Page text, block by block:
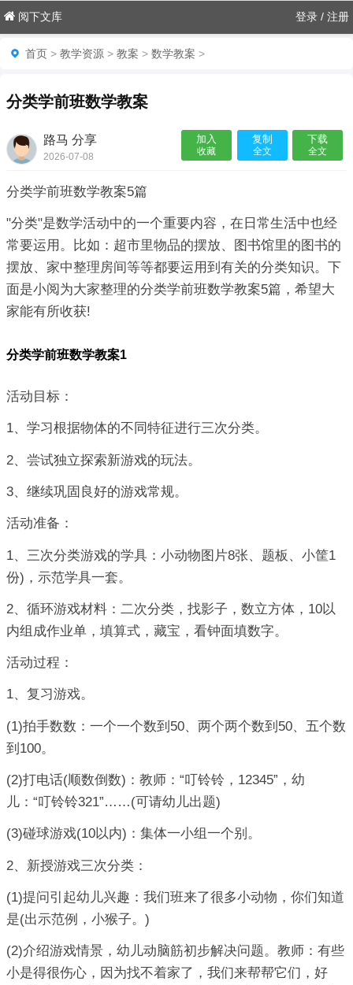
阅下文库 登录 / 注册
首页 > 教学资源 > 教案 > 数学教案 >
分类学前班数学教案
路马 分享
2026-07-08
加入
收藏
复制
全文
下载
全文
分类学前班数学教案5篇
"分类"是数学活动中的一个重要内容，在日常生活中也经
常要运用。比如：超市里物品的摆放、图书馆里的图书的
摆放、家中整理房间等等都要运用到有关的分类知识。下
面是小阅为大家整理的分类学前班数学教案5篇，希望大
家能有所收获!
分类学前班数学教案1
活动目标：
1、学习根据物体的不同特征进行三次分类。
2、尝试独立探索新游戏的玩法。
3、继续巩固良好的游戏常规。
活动准备：
1、三次分类游戏的学具：小动物图片8张、题板、小筐1
份)，示范学具一套。
2、循环游戏材料：二次分类，找影子，数立方体，10以
内组成作业单，填算式，藏宝，看钟面填数字。
活动过程：
1、复习游戏。
(1)拍手数数：一个一个数到50、两个两个数到50、五个数
到100。
(2)打电话(顺数倒数)：教师：“叮铃铃，12345”，幼
儿：“叮铃铃321”……(可请幼儿出题)
(3)碰球游戏(10以内)：集体一小组一个别。
2、新授游戏三次分类：
(1)提问引起幼儿兴趣：我们班来了很多小动物，你们知道
是(出示范例，小猴子。)
(2)介绍游戏情景，幼儿动脑筋初步解决问题。教师：有些
小是得很伤心，因为找不着家了，我们来帮帮它们，好